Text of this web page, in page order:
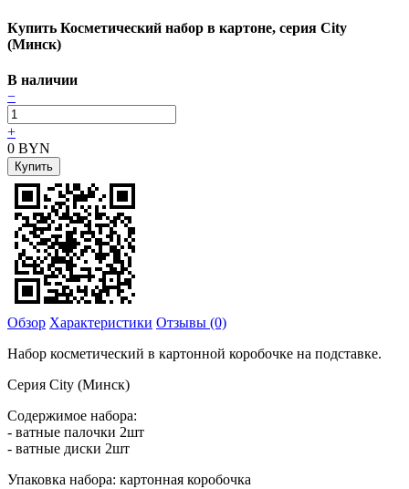
Купить Косметический набор в картоне, серия Сity
(Минск)
В наличии
−
+
0 BYN
Обзор Характеристики Отзывы (0)
Набор косметический в картонной коробочке на подставке.
Серия City (Минск)
Содержимое набора:
- ватные палочки 2шт
- ватные диски 2шт
Упаковка набора: картонная коробочка